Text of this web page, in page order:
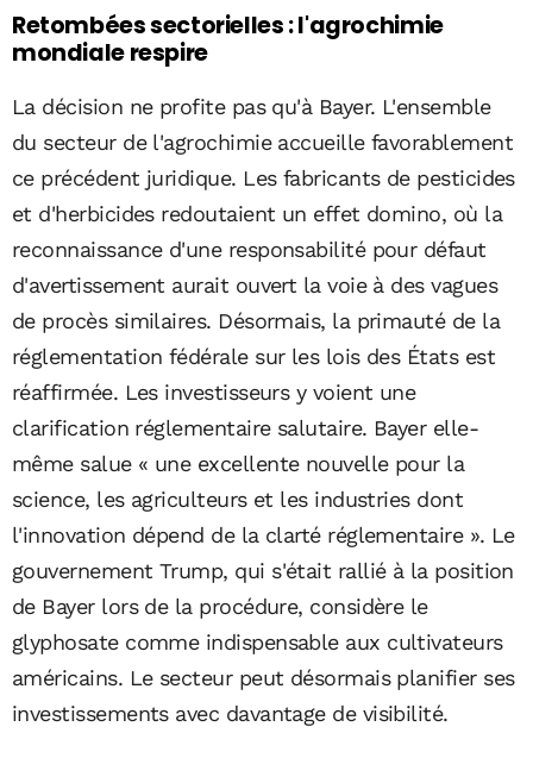
Retombées sectorielles : l'agrochimie
mondiale respire
La décision ne profite pas qu'à Bayer. L'ensemble
du secteur de l'agrochimie accueille favorablement
ce précédent juridique. Les fabricants de pesticides
et d'herbicides redoutaient un effet domino, où la
reconnaissance d'une responsabilité pour défaut
d'avertissement aurait ouvert la voie à des vagues
de procès similaires. Désormais, la primauté de la
réglementation fédérale sur les lois des États est
réaffirmée. Les investisseurs y voient une
clarification réglementaire salutaire. Bayer elle-
même salue « une excellente nouvelle pour la
science, les agriculteurs et les industries dont
l'innovation dépend de la clarté réglementaire ». Le
gouvernement Trump, qui s'était rallié à la position
de Bayer lors de la procédure, considère le
glyphosate comme indispensable aux cultivateurs
américains. Le secteur peut désormais planifier ses
investissements avec davantage de visibilité.